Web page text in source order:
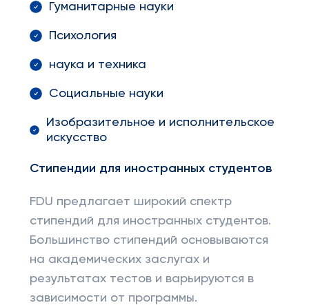
Гуманитарные науки
Психология
наука и техника
Социальные науки
Изобразительное и исполнительское
искусство
Стипендии для иностранных студентов
FDU предлагает широкий спектр
стипендий для иностранных студентов.
Большинство стипендий основываются
на академических заслугах и
результатах тестов и варьируются в
зависимости от программы.